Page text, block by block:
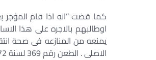
كما قضت ’’انه اذا قام
اوطالبهم بالاجره على هذا
يمنعه من المنازعه فى صحة
الاصلى . الطعن رقم 369 لسنة 72 ق بجلسة 13 اكتوبر 2003